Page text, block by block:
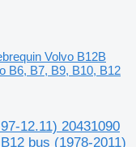
Volvo B12B
B6, B7, B9, B10, B12
12.11) 20431090
bus (1978-2011)